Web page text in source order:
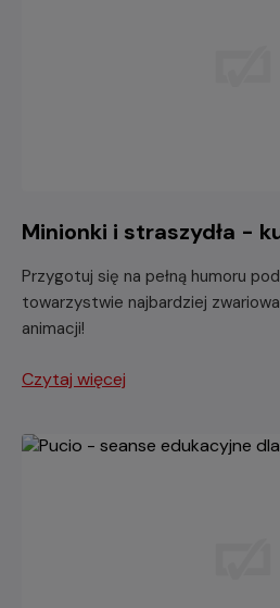
Minionki i straszydła -
Przygotuj się na pełną humoru
towarzystwie najbardziej
animacji!
Czytaj więcej